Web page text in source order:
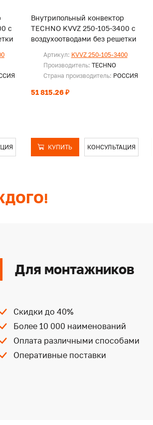
с
Внутрипольный конвектор
TECHNO KVVZ 250-105-3400 с
воздухоотводами без решетки
Артикул: KVVZ 250-105-3400
Производитель: TECHNO
Страна производитель: РОССИЯ
51 815.26 ₽
КУПИТЬ КОНСУЛЬТАЦИЯ
Для монтажников
Скидки до 40%
Более 10 000 наименований
Оплата различными способами
Оперативные поставки